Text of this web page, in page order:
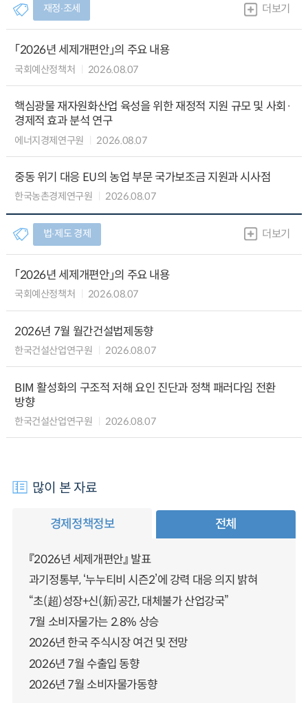
재정∙조세 더보기
「2026년 세제개편안」의 주요 내용
국회예산정책처 2026.08.07
핵심광물 재자원화산업 육성을 위한 재정적 지원 규모 및 사회·
경제적 효과 분석 연구
에너지경제연구원 2026.08.07
중동 위기 대응 EU의 농업 부문 국가보조금 지원과 시사점
한국농촌경제연구원 2026.08.07
법∙제도 경제 더보기
「2026년 세제개편안」의 주요 내용
국회예산정책처 2026.08.07
2026년 7월 월간건설법제동향
한국건설산업연구원 2026.08.07
BIM 활성화의 구조적 저해 요인 진단과 정책 패러다임 전환
방향
한국건설산업연구원 2026.08.07
많이 본 자료
경제정책정보 전체
『2026년 세제개편안』 발표
과기정통부, ‘누누티비 시즌2’에 강력 대응 의지 밝혀
“초(超)성장+신(新)공간, 대체불가 산업강국”
7월 소비자물가는 2.8% 상승
2026년 한국 주식시장 여건 및 전망
2026년 7월 수출입 동향
2026년 7월 소비자물가동향